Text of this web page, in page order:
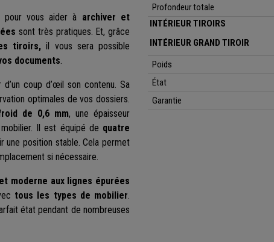
pour vous aider à archiver et
sont très pratiques. Et, grâce
tiroirs, il vous sera possible
documents.
d’un coup d’œil son contenu. Sa
optimales de vos dossiers.
de 0,6 mm, une épaisseur
Il est équipé de quatre
une position stable. Cela permet
si nécessaire.
moderne aux lignes épurées
tous les types de mobilier.
état pendant de nombreuses
Profondeur totale
INTÉRIEUR TIROIRS
INTÉRIEUR GRAND TIROIR
Poids
État
Garantie